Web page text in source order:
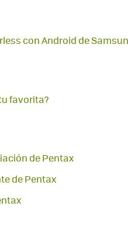
con Android de
favorita?
de Pentax
de Pentax